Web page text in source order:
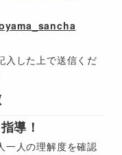
入した上で送信くだ
導！
一人の理解度を確認